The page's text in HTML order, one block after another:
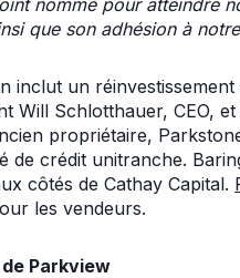
nommé pour atteindre
que son adhésion à
inclut un
Will Schlotthauer, CEO,
propriétaire,
de crédit unitranche.
côtés de Cathay Capital.
les vendeurs.
Parkview